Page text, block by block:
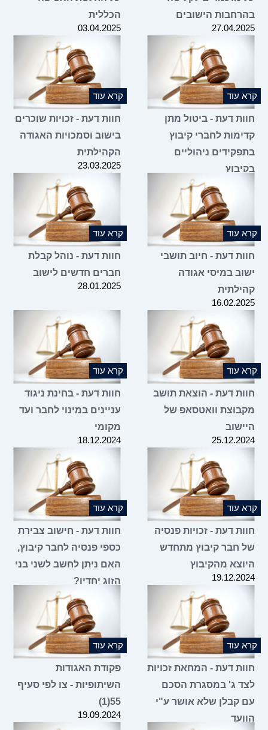
בהרחבות הישובים
27.04.2025
הכללית
03.04.2025
קרא עוד
חוות דעת - ביטול מתן
קדימות לחברי קיבוץ
בתפקידים ניהוליים
בקיבוץ
קרא עוד
חוות דעת - זכויות שוכרים
בישוב וסמכויות האגודה
הקהילתית
23.03.2025
קרא עוד
חוות דעת - חיוב תושבי
ישוב במיסי אגודה
קהילתית
16.02.2025
קרא עוד
חוות דעת - נוהל קבלת
חברים חדשים לישוב
28.01.2025
קרא עוד
חוות דעת - הוצאת תושב
מקבוצת וואטסאפ של
היישוב
25.12.2024
קרא עוד
חוות דעת - בחינת ניגוד
עניינים במינוי לחבר ועד
מקומי
18.12.2024
קרא עוד
חוות דעת - זכויות פנסיה
של חבר קיבוץ מתחדש
היוצא מהקיבוץ
19.12.2024
קרא עוד
חוות דעת - חישוב צבירת
כספי פנסיה לחבר קיבוץ,
האם ניתן לחשב לשני בני
הזוג יחדיו?
קרא עוד
חוות דעת - המחאת זכויות
לצד ג' במסגרת הסכם
עם קבלן שלא אושר ע"י
הוועד
קרא עוד
פקודת האגודות
השיתופיות - צו לפי סעיף
55(1)
19.09.2024